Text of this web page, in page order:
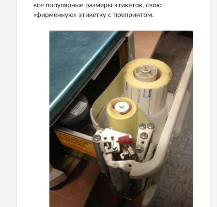
все популярные размеры этикеток, свою
«фирменную» этикетку с препринтом.